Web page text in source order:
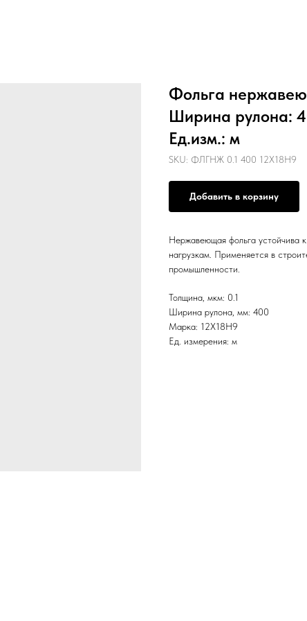
Фольга
Ширина рулона:
Ед.изм.: м
SKU: ФЛГНЖ 0.1 400 12Х18Н9
Добавить в корзину
Нержавеющая фольга устойчива
нагрузкам. Применяется в
промышленности.
Толщина, мкм: 0.1
Ширина рулона, мм: 400
Марка: 12Х18Н9
Ед. измерения: м